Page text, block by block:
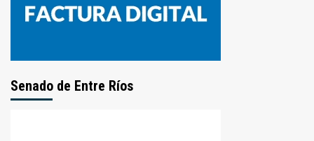
Senado de Entre Ríos